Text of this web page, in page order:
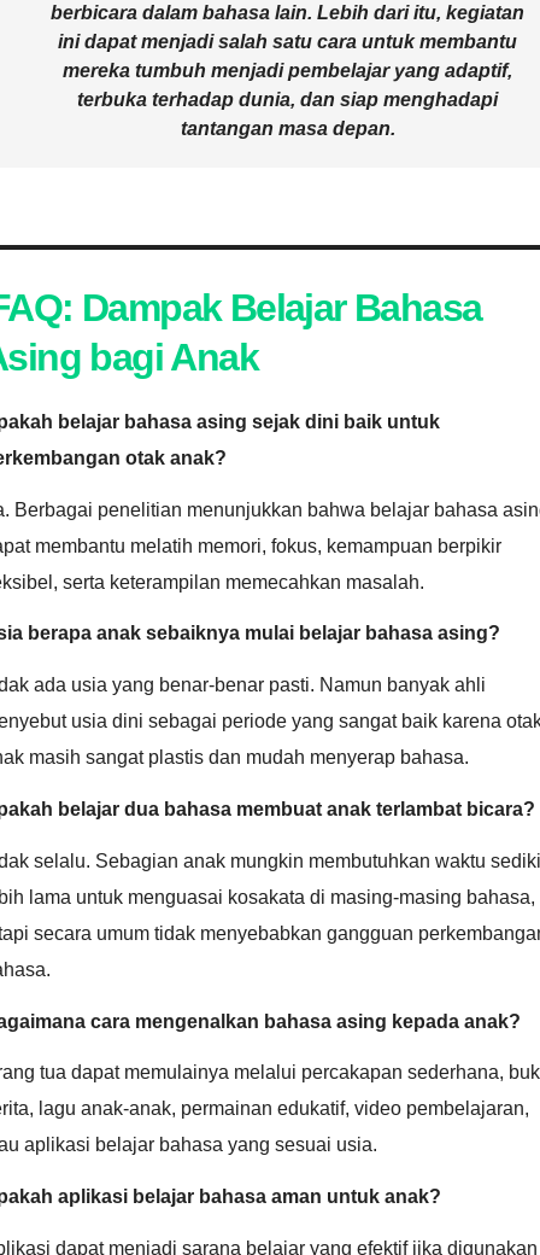
berbicara dalam bahasa lain. Lebih dari itu, kegiatan
ini dapat menjadi salah satu cara untuk membantu
mereka tumbuh menjadi pembelajar yang adaptif,
terbuka terhadap dunia, dan siap menghadapi
tantangan masa depan.
Dampak Belajar Bahasa
bagi Anak
belajar bahasa asing sejak dini baik untuk
otak anak?
Berbagai penelitian menunjukkan bahwa belajar bahasa
membantu melatih memori, fokus, kemampuan berpikir
serta keterampilan memecahkan masalah.
berapa anak sebaiknya mulai belajar bahasa asing?
ada usia yang benar-benar pasti. Namun banyak ahli
usia dini sebagai periode yang sangat baik karena
masih sangat plastis dan mudah menyerap bahasa.
belajar dua bahasa membuat anak terlambat bicara?
selalu. Sebagian anak mungkin membutuhkan waktu
lama untuk menguasai kosakata di masing-masing bahasa,
secara umum tidak menyebabkan gangguan
cara mengenalkan bahasa asing kepada anak?
tua dapat memulainya melalui percakapan sederhana,
lagu anak-anak, permainan edukatif, video pembelajaran,
aplikasi belajar bahasa yang sesuai usia.
aplikasi belajar bahasa aman untuk anak?
dapat menjadi sarana belajar yang efektif jika digunakan